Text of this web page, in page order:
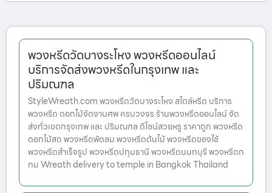
พวงหรีดวัดบางระโหง พวงหรีดออนไลน์
บริการจัดส่งพวงหรีดในกรุงเทพ และ
ปริมณฑล
StyleWreath.com พวงหรีดวัดบางระโหง สไตล์หรีด บริการ
พวงหรีด ดอกไม้จัดงานศพ ครบวงจร ร้านพวงหรีดออนไลน์ จัด
ส่งทั่วเขตกรุงเทพ และ ปริมณฑล ดีไซน์สวยหรู ราคาถูก พวงหรีด
ดอกไม้สด พวงหรีดพัดลม พวงหรีดต้นไม้ พวงหรีดของใช้
พวงหรีดสำเร็จรูป พวงหรีดปทุมธานี พวงหรีดนนทบุรี พวงหรีดก
ทม Wreath delivery to temple in Bangkok Thailand